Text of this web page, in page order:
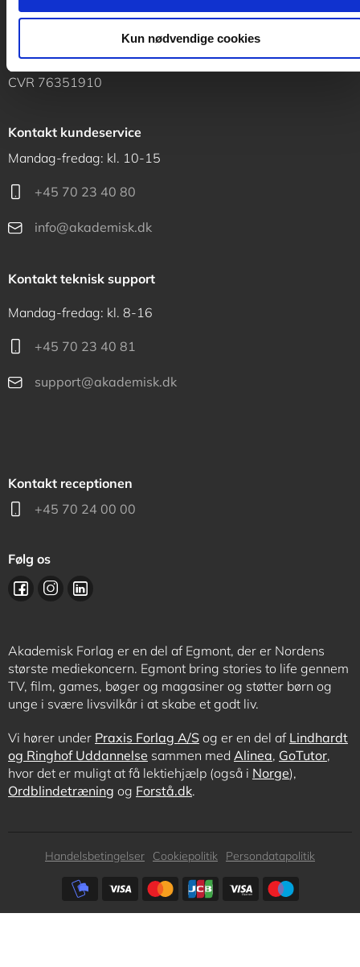
Kun nødvendige cookies
Akademisk Forlag
Vognmagergade 11
CVR 76351910
Kontakt kundeservice
Mandag-fredag: kl. 10-15
+45 70 23 40 80
info@akademisk.dk
Kontakt teknisk support
Mandag-fredag: kl. 8-16
+45 70 23 40 81
support@akademisk.dk
Kontakt receptionen
+45 70 24 00 00
Følg os
Akademisk Forlag er en del af Egmont, der er Nordens
største mediekoncern. Egmont bring stories to life gennem
TV, film, games, bøger og magasiner og støtter børn og
unge i svære livsvilkår i at skabe et godt liv.
Vi hører under Praxis Forlag A/S og er en del af Lindhardt
og Ringhof Uddannelse sammen med Alinea, GoTutor,
hvor det er muligt at få lektiehjælp (også i Norge),
Ordblindetræning og Forstå.dk.
Subfooter
Handelsbetingelser Cookiepolitik
Persondatapolitik
Subfooter
payment
options